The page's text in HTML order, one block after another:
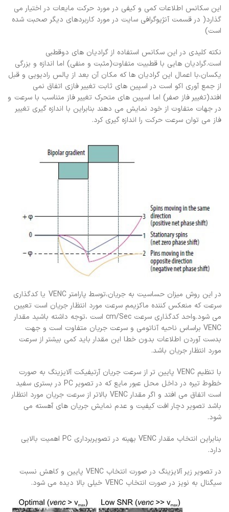
این سکانس اطلاعات کمی و کیفی در مورد حرکت مایعات در اختیار می
گذارد( در قسمت آنژیوگرافی سایت در مورد کاربردهای دیگر صحبت شده
است)
نکته کلیدی در این سکانس استفاده از گرادیان های دوقطبی
است.گرادیان هایی با قطبیت متفاوت(مثبت و منفی) اما اندازه و بزرگی
یکسان،با اعمال این گرادیان ها که مکان آن بعد از پالس رادیویی و قبل
از جمع آوری اکو است در اسپین های ثابت تغییر فازی اتفاق نمی
افتد(تغییر فاز صفر) اما اسپین های متحرک تغییر فاز متناسب با سرعت و
در جهات متفاوت از خود نمایش می دهند بنابراین با اندازه گیری تغییر
فاز می توان سرعت حرکت را اندازه گیری کرد.
در این روش میزان حساسیت به جریان،توسط پارامتر VENC یا کدگذاری
سرعت که منعکس کننده ماکزیمم سرعت مورد انتظار جریان است تعیین
می شود.واحد کدگذاری سرعت cm/Sec است ،توجه داشته باشید مقدار
VENC براساس ناحیه آناتومی و سرعت جریان متفاوت است و جهت
بدست آوردن اطلاعات بدون خطا این مقدار باید کمی بیشتر از سرعت
مورد انتظار جریان باشد.
با تنظیم VENC پایین تر از سرعت جریان آرتیفیکت آلایزینگ به صورت
خطوط تیره در داخل محل عبور مایع که در تصویر PC در بستری سفید
است اتفاق می افتد و اگر مقدار VENC بالاتر از سرعت جریان مورد انتظار
باشد تصویر دچار افت کیفیت و عدم نمایش جریان های آهسته می
شود.
بنابراین انتخاب مقدار VENC بهینه در تصویربرداری PC اهمیت بالایی
دارد.
در تصویر زیر آلایزینگ در صورت انتخاب VENC پایین و کاهش نسبت
سیگنال به نویز در صورت انتخاب VENC خیلی بالا دیده می شود.